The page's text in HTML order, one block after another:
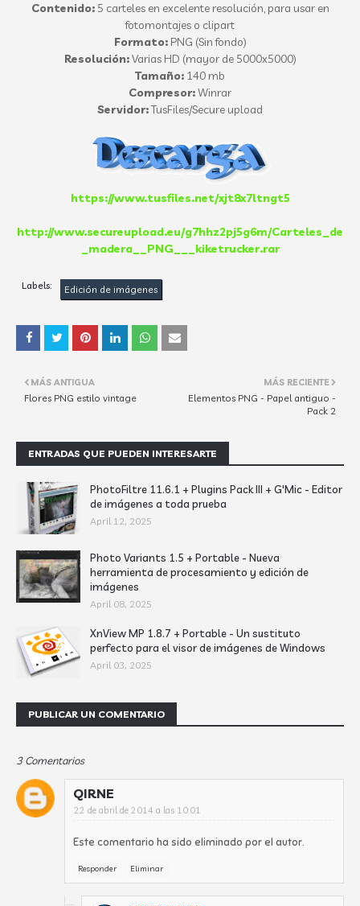
Contenido:5 carteles en excelente resolución, para usar en
fotomontajes o clipart
Formato:PNG (Sin fondo)
Resolución:Varias HD (mayor de 5000x5000)
Tamaño: 140 mb
Compresor:Winrar
Servidor:TusFiles/Secure upload
https://www.tusfiles.net/xjt8x7ltngt5
http://www.secureupload.eu/g7hhz2pj5g6m/Carteles_de
_madera__PNG___kiketrucker.rar
Labels: Edición de imágenes
MÁS RECIENTE
Elementos PNG - Papel antiguo -
Pack 2
MÁS ANTIGUA
Flores PNG estilo vintage
ENTRADAS QUE PUEDEN INTERESARTE
PhotoFiltre 11.6.1 + Plugins Pack III + G'Mic - Editor
de imágenes a toda prueba
April 12, 2025
Photo Variants 1.5 + Portable - Nueva
herramienta de procesamiento y edición de
imágenes
April 08, 2025
XnView MP 1.8.7 + Portable - Un sustituto
perfecto para el visor de imágenes de Windows
April 03, 2025
PUBLICAR UN COMENTARIO
3 Comentarios
QIRNE
22 de abril de 2014 a las 10:01
Este comentario ha sido eliminado por el autor.
Responder Eliminar